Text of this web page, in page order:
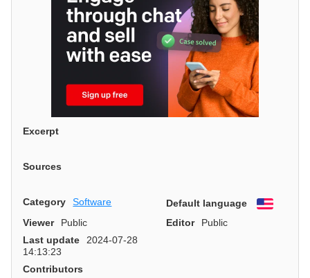
Excerpt
Sources
Category Software Default language
English
Viewer
Public Editor
Public
Last update
2024-07-28
14:13:23
Contributors